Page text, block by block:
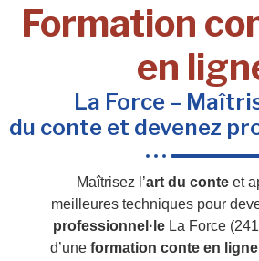
Formation
en
La Force –
du conte et devenez
Maîtrisez l’art du conteet
meilleures techniques pour
professionnel·leLa Force
d’une formation conte en